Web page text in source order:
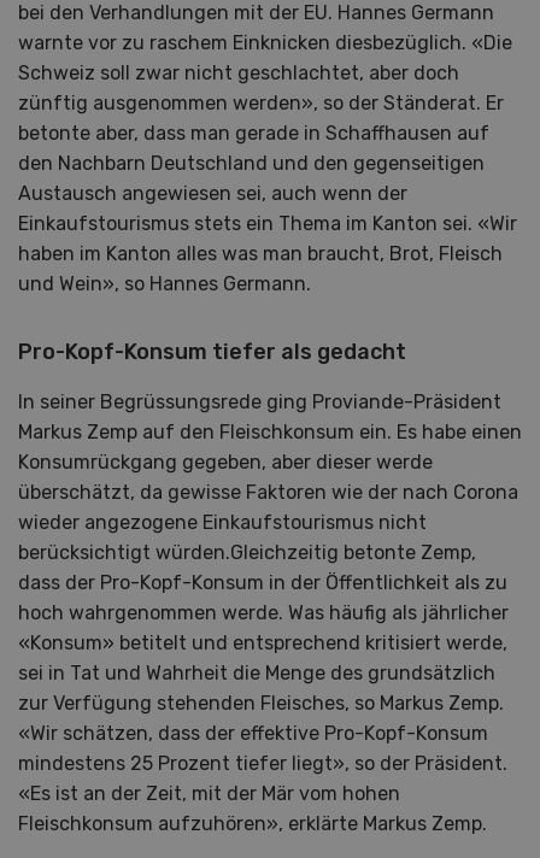
bei den Verhandlungen mit der EU. Hannes Germann
warnte vor zu raschem Einknicken diesbezüglich. «Die
Schweiz soll zwar nicht geschlachtet, aber doch
zünftig ausgenommen werden», so der Ständerat. Er
betonte aber, dass man gerade in Schaffhausen auf
den Nachbarn Deutschland und den gegenseitigen
Austausch angewiesen sei, auch wenn der
Einkaufstourismus stets ein Thema im Kanton sei. «Wir
haben im Kanton alles was man braucht, Brot, Fleisch
und Wein», so Hannes Germann.
Pro-Kopf-Konsum tiefer als gedacht
In seiner Begrüssungsrede ging Proviande-Präsident
Markus Zemp auf den Fleischkonsum ein. Es habe einen
Konsumrückgang gegeben, aber dieser werde
überschätzt, da gewisse Faktoren wie der nach Corona
wieder angezogene Einkaufstourismus nicht
berücksichtigt würden.Gleichzeitig betonte Zemp,
dass der Pro-Kopf-Konsum in der Öffentlichkeit als zu
hoch wahrgenommen werde. Was häufig als jährlicher
«Konsum» betitelt und entsprechend kritisiert werde,
sei in Tat und Wahrheit die Menge des grundsätzlich
zur Verfügung stehenden Fleisches, so Markus Zemp.
«Wir schätzen, dass der effektive Pro-Kopf-Konsum
mindestens 25 Prozent tiefer liegt», so der Präsident.
«Es ist an der Zeit, mit der Mär vom hohen
Fleischkonsum aufzuhören», erklärte Markus Zemp.